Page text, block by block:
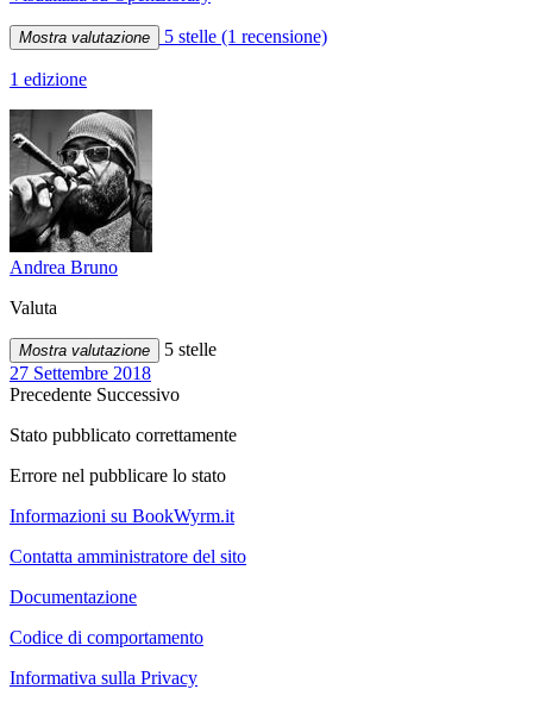
Mostra valutazione 5 stelle (1 recensione)
1 edizione
Andrea Bruno
Valuta
Mostra valutazione
5 stelle
27 Settembre 2018
Precedente Successivo
Stato pubblicato correttamente
Errore nel pubblicare lo stato
Informazioni su BookWyrm.it
Contatta amministratore del sito
Documentazione
Codice di comportamento
Informativa sulla Privacy